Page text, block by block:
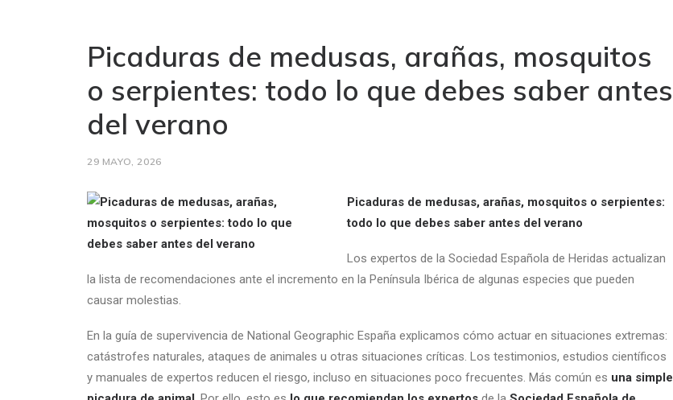
Picaduras de medusas, arañas, mosquitos
o serpientes: todo lo que debes saber antes
del verano
29 MAYO, 2026
Picaduras de medusas, arañas, mosquitos o serpientes:
todo lo que debes saber antes del verano
Los expertos de la Sociedad Española de Heridas actualizan
la lista de recomendaciones ante el incremento en la Península Ibérica de algunas especies que pueden
causar molestias.
En la guía de supervivencia de National Geographic España explicamos cómo actuar en situaciones extremas:
catástrofes naturales, ataques de animales u otras situaciones críticas. Los testimonios, estudios científicos
y manuales de expertos reducen el riesgo, incluso en situaciones poco frecuentes. Más común es una simple